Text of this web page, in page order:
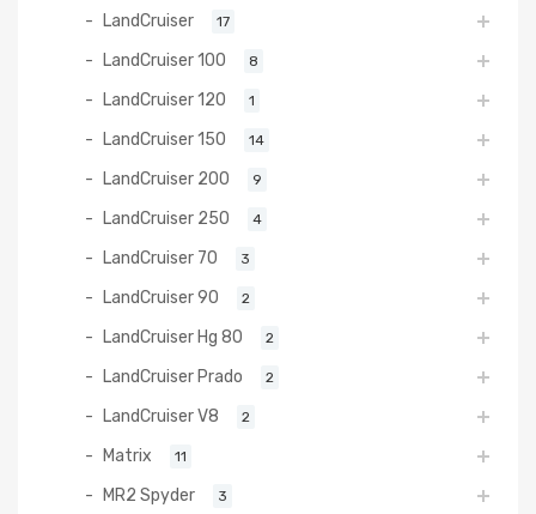
LandCruiser 17
LandCruiser 100 8
LandCruiser 120 1
LandCruiser 150 14
LandCruiser 200 9
LandCruiser 250 4
LandCruiser 70 3
LandCruiser 90 2
LandCruiser Hg 80 2
LandCruiser Prado 2
LandCruiser V8 2
Matrix 11
MR2 Spyder 3